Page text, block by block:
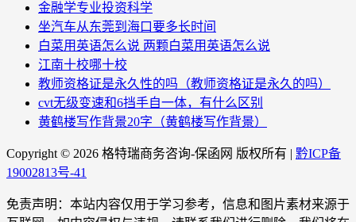
金融学专业投资科学
坐汽车从东莞到海口要多长时间
白菜用英语怎么说 两颗白菜用英语怎么说
江南十校哪十校
教师资格证是永久性的吗（教师资格证是永久的吗）
cvt无级变速和6挡手自一体，有什么区别
黄鹤楼写作背景20字（黄鹤楼写作背景）
Copyright © 2026 格特瑞商务咨询-保函网 版权所有 | 黔ICP备
19002813号-41
免责声明：本站内容仅用于学习参考，信息和图片素材来源于